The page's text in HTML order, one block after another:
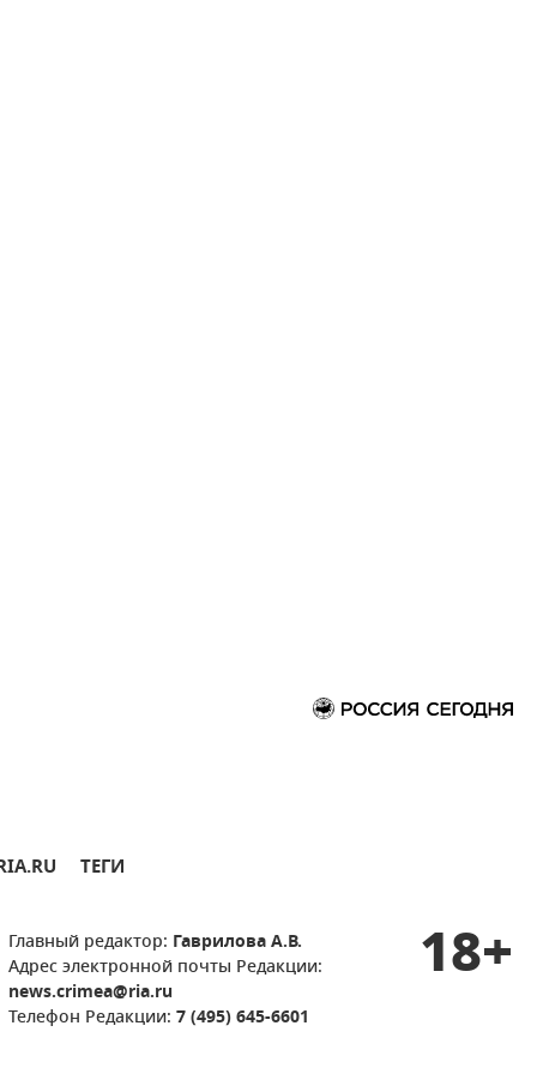
ТЕГИ
Главный редактор: Гаврилова А.В.
Адрес электронной почты Редакции:
news.crimea@ria.ru
Телефон Редакции: 7 (495) 645-6601
18+